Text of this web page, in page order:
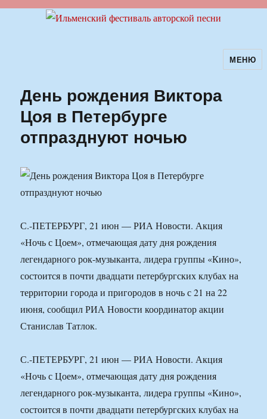
Ильменский фестиваль авторскойМЕНЮ
День рождения Виктора
Цоя в Петербурге
отпразднуют ночью
С.-ПЕТЕРБУРГ, 21 июн — РИА Новости. Акция
«Ночь с Цоем», отмечающая дату дня рождения
легендарного рок-музыканта, лидера группы «Кино»,
состоится в почти двадцати петербургских клубах на
территории города и пригородов в ночь с 21 на 22
июня, сообщил РИА Новости координатор акции
Станислав Татлок.
С.-ПЕТЕРБУРГ, 21 июн — РИА Новости. Акция
«Ночь с Цоем», отмечающая дату дня рождения
легендарного рок-музыканта, лидера группы «Кино»,
состоится в почти двадцати петербургских клубах на